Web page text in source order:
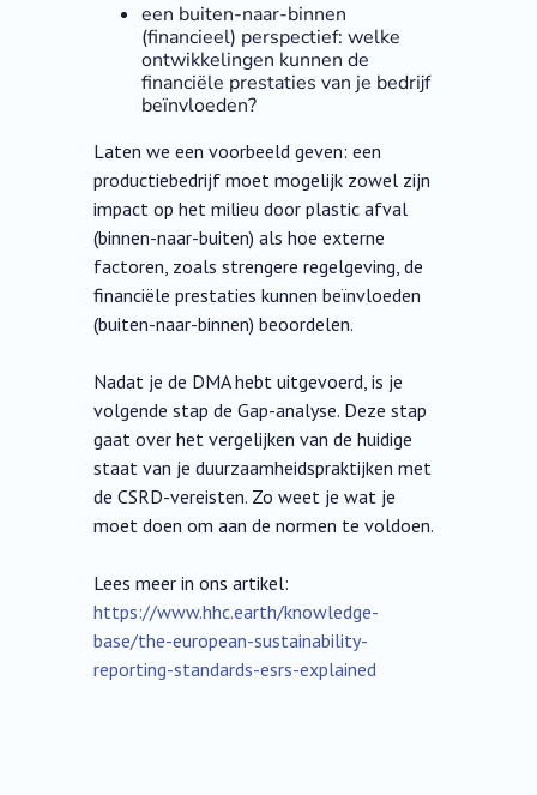
een buiten-naar-binnen
(financieel) perspectief: welke
ontwikkelingen kunnen de
financiële prestaties van je bedrijf
beïnvloeden?
Laten we een voorbeeld geven: een
productiebedrijf moet mogelijk zowel zijn
impact op het milieu door plastic afval
(binnen-naar-buiten) als hoe externe
factoren, zoals strengere regelgeving, de
financiële prestaties kunnen beïnvloeden
(buiten-naar-binnen) beoordelen.
Nadat je de DMA hebt uitgevoerd, is je
volgende stap de Gap-analyse. Deze stap
gaat over het vergelijken van de huidige
staat van je duurzaamheidspraktijken met
de CSRD-vereisten. Zo weet je wat je
moet doen om aan de normen te voldoen.
Lees meer in ons artikel:
https://www.hhc.earth/knowledge-
base/the-european-sustainability-
reporting-standards-esrs-explained